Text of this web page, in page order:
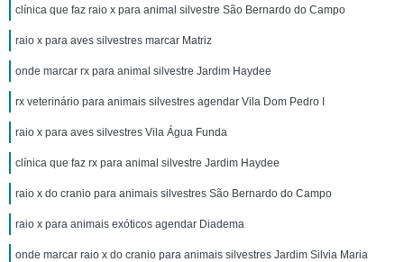
clínica que faz raio x para animal silvestre São Bernardo do Campo
raio x para aves silvestres marcar Matriz
onde marcar rx para animal silvestre Jardim Haydee
rx veterinário para animais silvestres agendar Vila Dom Pedro I
raio x para aves silvestres Vila Água Funda
clínica que faz rx para animal silvestre Jardim Haydee
raio x do cranio para animais silvestres São Bernardo do Campo
raio x para animais exóticos agendar Diadema
onde marcar raio x do cranio para animais silvestres Jardim Silvia Maria